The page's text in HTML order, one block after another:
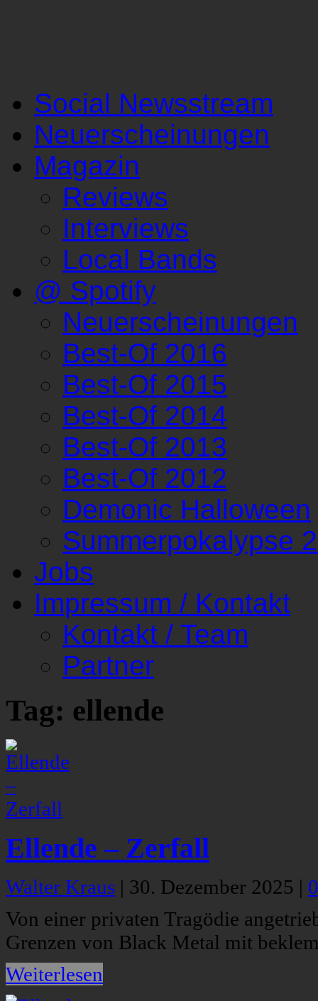
Social Newsstream
Neuerscheinungen
Magazin
Reviews
Interviews
Local Bands
@ Spotify
Neuerscheinungen
Best-Of 2016
Best-Of 2015
Best-Of 2014
Best-Of 2013
Best-Of 2012
Demonic Halloween
Summerpokalypse
Jobs
Impressum / Kontakt
Kontakt / Team
Partner
Tag: ellende
Ellende – Zerfall
Walter Kraus | 30. Dezember 2025 |
Von einer privaten Tragödie
Grenzen von Black Metal mit
Weiterlesen